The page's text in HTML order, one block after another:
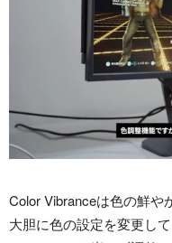
Color Vibranceは色の鮮や
大胆に色の設定を変更し